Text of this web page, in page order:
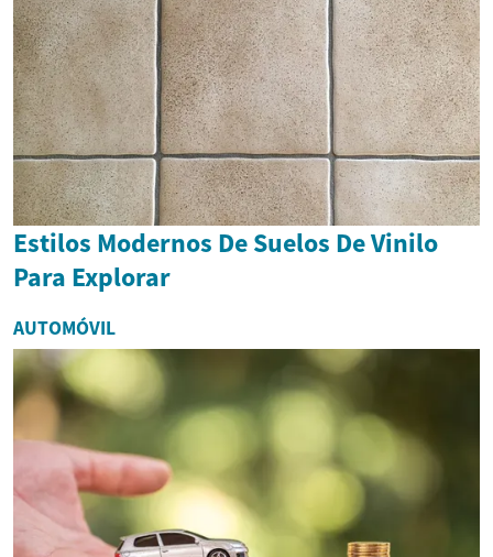
Estilos Modernos De Suelos De Vinilo
Para Explorar
AUTOMÓVIL